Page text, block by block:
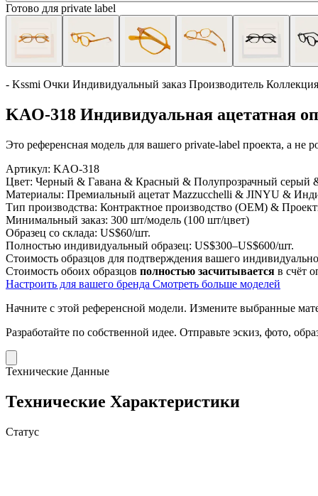
Готово для private label
- Kssmi Очки Индивидуальный заказ Производитель Коллекция
KAO-318 Индивидуальная ацетатная
Это референсная модель для вашего private-label проекта, а не
Артикул: KAO-318
Цвет: Черный & Гавана & Красный & Полупрозрачный серый
Материалы: Премиальный ацетат Mazzucchelli & JINYU &
Тип производства: Контрактное производство (OEM) &
Минимальный заказ: 300 шт/модель (100 шт/цвет)
Образец со склада: US$60/шт.
Полностью индивидуальный образец: US$300–US$600/шт.
Стоимость образцов для подтверждения вашего
Стоимость обоих образцов полностью засчитывается в счёт
Настроить для вашего бренда Смотреть больше моделей
Начните с этой референсной модели. Измените выбранные
Разработайте по собственной идее. Отправьте эскиз, фото,
Технические Данные
Технические Характеристики
Статус